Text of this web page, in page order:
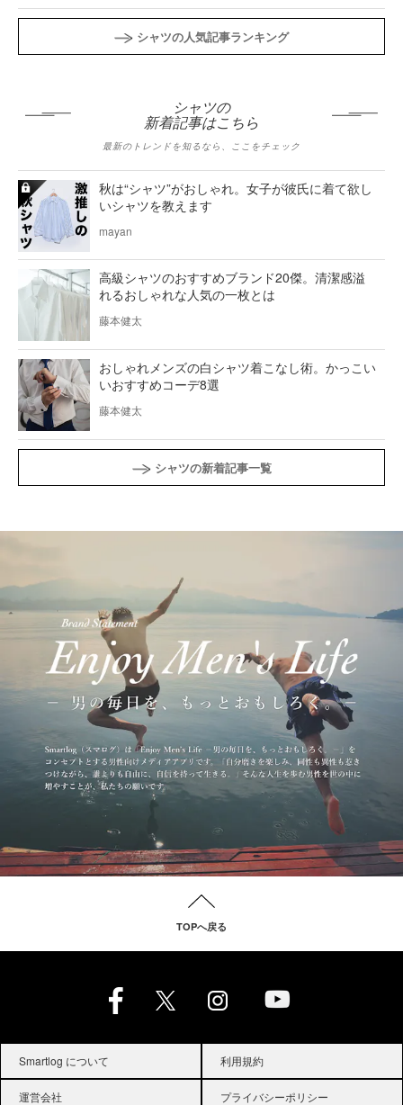
シャツの人気記事ランキング
シャツの
新着記事はこちら
最新のトレンドを知るなら、ここをチェック
秋は“シャツ”がおしゃれ。女子が彼氏に着て欲し
いシャツを教えます
mayan
高級シャツのおすすめブランド20傑。清潔感溢
れるおしゃれな人気の一枚とは
藤本健太
おしゃれメンズの白シャツ着こなし術。かっこい
いおすすめコーデ8選
藤本健太
シャツの新着記事一覧
TOPへ戻る
Smartlog について 利用規約
運営会社 プライバシーポリシー